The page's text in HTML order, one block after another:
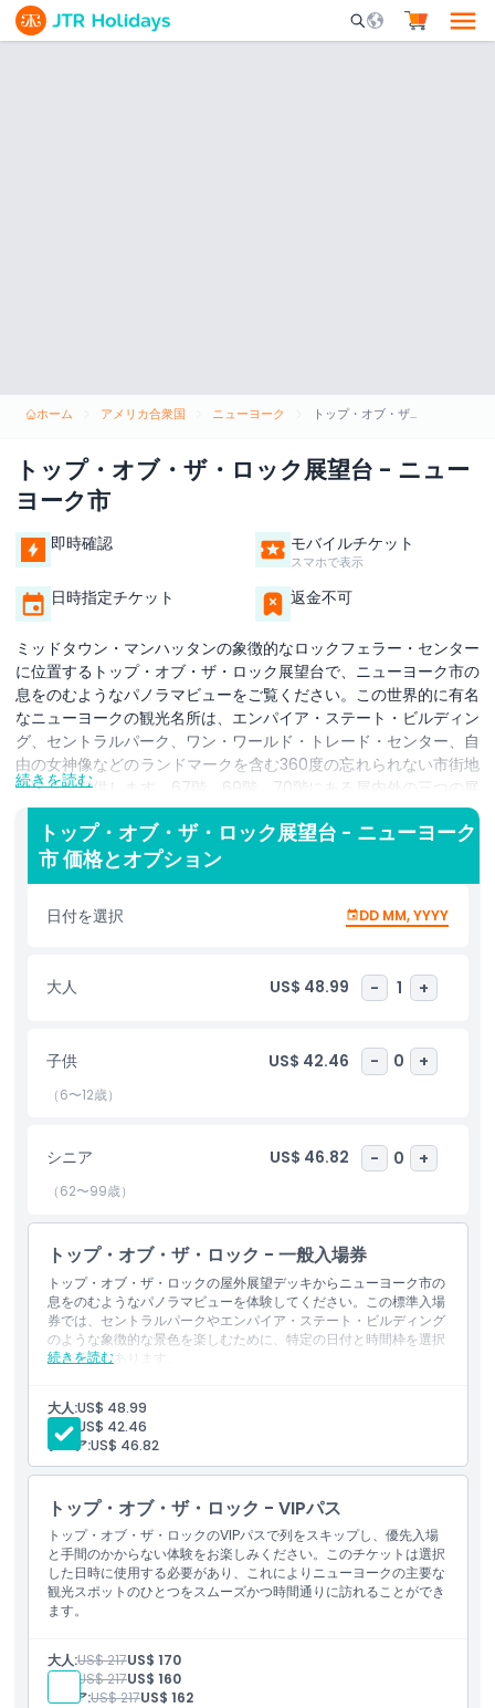
Mobile Search
ホーム アメリカ合衆国 ニューヨーク トップ・オブ・ザ・ロック展望台 - ニューヨーク市
トップ・オブ・ザ・ロック展望台 - ニュー
ヨーク市
即時確認 モバイルチケット
スマホで表示
日時指定チケット 返金不可
ミッドタウン・マンハッタンの象徴的なロックフェラー・センター
に位置するトップ・オブ・ザ・ロック展望台で、ニューヨーク市の
息をのむようなパノラマビューをご覧ください。この世界的に有名
なニューヨークの観光名所は、エンパイア・ステート・ビルディン
グ、セントラルパーク、ワン・ワールド・トレード・センター、自
由の女神像などのランドマークを含む360度の忘れられない市街地
の眺めを提供します。67階、69階、70階にある屋内外の三つの展
望デッキにまたがり、トップ・オブ・ザ・ロックはニューヨーク市
で最も遮るもののない眺望を提供し、特に夕暮れや夜景が見事で
す。他のニューヨークの展望台とは異なり、屋外のルーフトップは
混雑が少なく待ち時間も短いユニークな展望を提供します。初めて
ニューヨークを訪れる方にも、地元の方が街を再発見するにも、ト
ップ・オブ・ザ・ロックは必見です。タイムズスクエア、5番街の
心的なロケーション、ロックフェラー・プラザからのアクセスも便
利です。待ち時間をスキップするオプションや限定のVIP体験のた
てください。どのニューヨークの旅程でもハイライトとなるトッ
プ・オブ・ザ・ロック展望台で、あなたの完璧なニューヨークの瞬
間を捉えましょう。
ハイライト
含まれるもの
子供／大人ポリシー
注意事項
場所
キャンセルポリシー
続きを読む
トップ・オブ・ザ・ロック展望台 - ニューヨーク
市 価格とオプション
日付を選択 DD MM, YYYY
大人 US$ 48.99 - 1 +
子供 US$ 42.46 - 0 +
（6〜12歳）
シニア US$ 46.82 - 0 +
（62〜99歳）
トップ・オブ・ザ・ロック - 一般入場券
トップ・オブ・ザ・ロックの屋外展望デッキからニューヨーク市の
息をのむようなパノラマビューを体験してください。この標準入場
券では、セントラルパークやエンパイア・ステート・ビルディング
のような象徴的な景色を楽しむために、特定の日付と時間枠を選択
する必要があります。
続きを読む
入場料
大人:US$ 48.99
子供: US$ 42.46
シニア:US$ 46.82
トップ・オブ・ザ・ロック - VIPパス
トップ・オブ・ザ・ロックのVIPパスで列をスキップし、優先入場
と手間のかからない体験をお楽しみください。このチケットは選択
した日時に使用する必要があり、これによりニューヨークの主要な
観光スポットのひとつをスムーズかつ時間通りに訪れることができ
ます。
大人:US$ 217US$ 170
子供: US$ 217US$ 160
シニア:US$ 217US$ 162